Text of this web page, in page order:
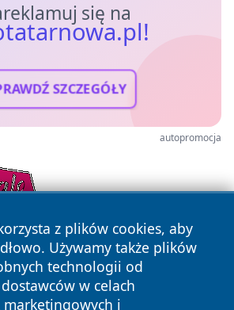
się na
SZCZEGÓŁY
autopromocja
z plików cookies, aby
Używamy także plików
technologii od
w celach
i